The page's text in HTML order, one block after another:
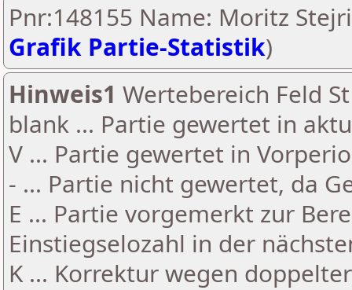
Pnr:148155 Name: Moritz
Grafik Partie-Statistik)
Hinweis1 Wertebereich Feld
blank ... Partie gewertet in
V ... Partie gewertet in
- ... Partie nicht gewertet, da
E ... Partie vorgemerkt zur
Einstiegselozahl in der
K ... Korrektur wegen